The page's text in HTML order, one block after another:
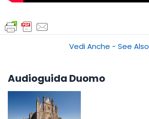
Vedi Anche - See Also
Audioguida Duomo